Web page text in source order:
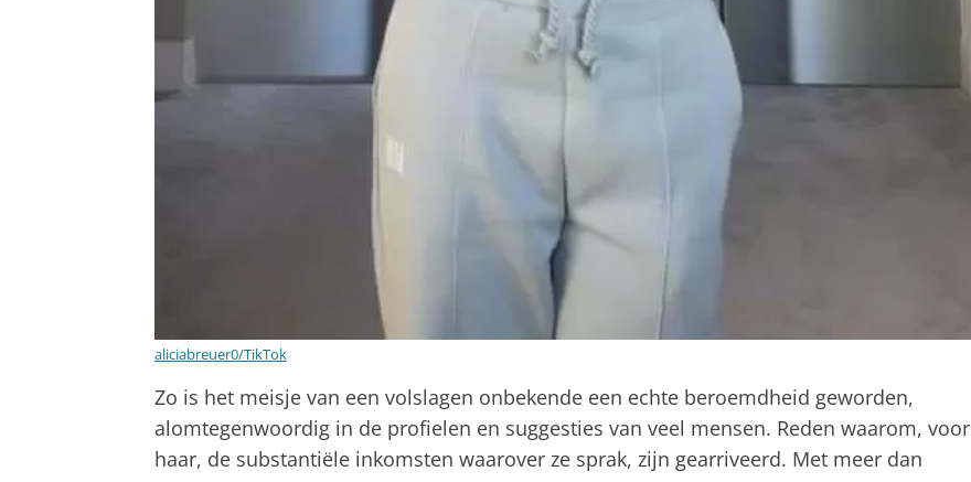
aliciabreuer0/TikTok
Zo is het meisje van een volslagen onbekende een echte beroemdheid geworden,
alomtegenwoordig in de profielen en suggesties van veel mensen. Reden waarom, voor
haar, de substantiële inkomsten waarover ze sprak, zijn gearriveerd. Met meer dan